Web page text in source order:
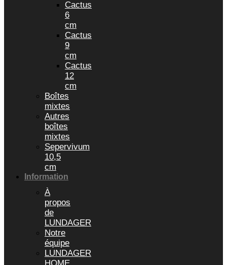
Cactus
6
cm
Cactus
9
cm
Cactus
12
cm
Boîtes
mixtes
Autres
boîtes
mixtes
Sepervivum
10,5
cm
Information
À
propos
de
LUNDAGER
Notre
équipe
LUNDAGER